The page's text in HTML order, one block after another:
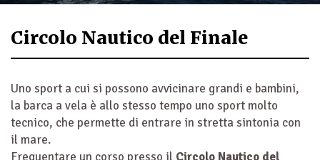
Circolo Nautico del Finale
Uno sport a cui si possono avvicinare grandi e bambini,
la barca a vela è allo stesso tempo uno sport molto
tecnico, che permette di entrare in stretta sintonia con
il mare.
Frequentare un corso presso il Circolo Nautico del